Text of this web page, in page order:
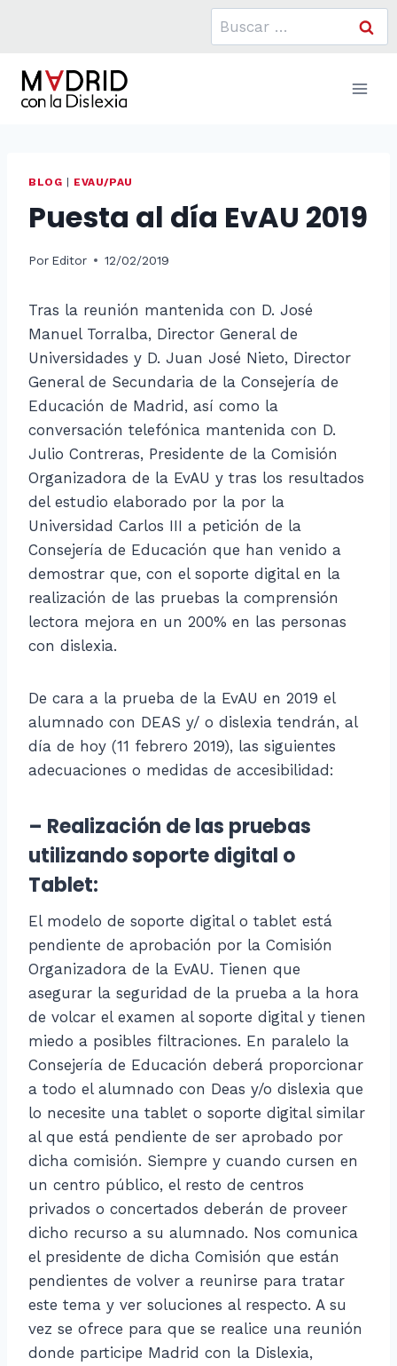
Buscar:
BLOG EVAU/PAU
Puesta al día EvAU 2019
Por Editor 12/02/2019
Tras la reunión mantenida con D. José
Manuel Torralba, Director General de
Universidades y D. Juan José Nieto, Director
General de Secundaria de la Consejería de
Educación de Madrid, así como la
conversación telefónica mantenida con D.
Julio Contreras, Presidente de la Comisión
Organizadora de la EvAU y tras los resultados
del estudio elaborado por la por la
Universidad Carlos III a petición de la
Consejería de Educación que han venido a
demostrar que, con el soporte digital en la
realización de las pruebas la comprensión
lectora mejora en un 200% en las personas
con dislexia.
De cara a la prueba de la EvAU en 2019 el
alumnado con DEAS y/ o dislexia tendrán, al
día de hoy (11 febrero 2019), las siguientes
adecuaciones o medidas de accesibilidad:
– Realización de las pruebas
utilizando soporte digital o
Tablet:
El modelo de soporte digital o tablet está
pendiente de aprobación por la Comisión
Organizadora de la EvAU. Tienen que
asegurar la seguridad de la prueba a la hora
de volcar el examen al soporte digital y tienen
miedo a posibles filtraciones. En paralelo la
Consejería de Educación deberá proporcionar
a todo el alumnado con Deas y/o dislexia que
lo necesite una tablet o soporte digital similar
al que está pendiente de ser aprobado por
dicha comisión. Siempre y cuando cursen en
un centro público, el resto de centros
privados o concertados deberán de proveer
dicho recurso a su alumnado. Nos comunica
el presidente de dicha Comisión que están
pendientes de volver a reunirse para tratar
este tema y ver soluciones al respecto. A su
vez se ofrece para que se realice una reunión
donde participe Madrid con la Dislexia,